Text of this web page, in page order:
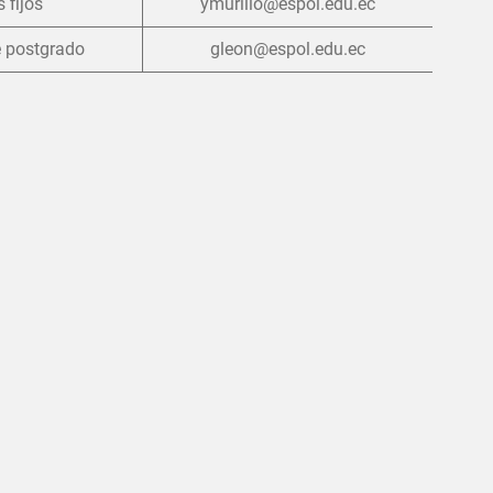
postgrado gleon@espol.edu.ec